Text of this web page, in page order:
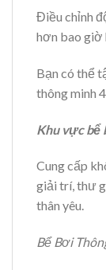
Điều chỉnh
hơn bao giờ
Bạn có thể
thông minh
Khu vực bể
Cung cấp
giải trí, thư
thân yêu.
Bể Bơi